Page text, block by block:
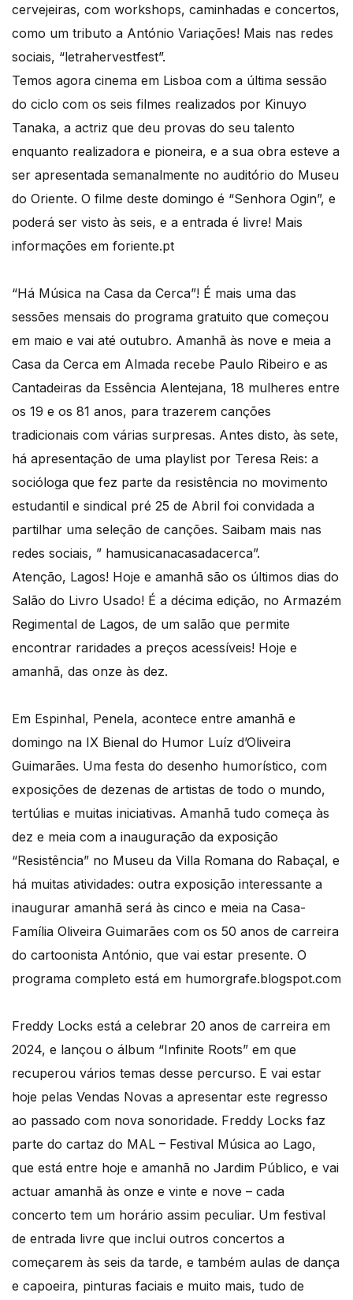
cervejeiras, com workshops, caminhadas e concertos,
como um tributo a António Variações! Mais nas redes
sociais, “letrahervestfest”.
Temos agora cinema em Lisboa com a última sessão
do ciclo com os seis filmes realizados por Kinuyo
Tanaka, a actriz que deu provas do seu talento
enquanto realizadora e pioneira, e a sua obra esteve a
ser apresentada semanalmente no auditório do Museu
do Oriente. O filme deste domingo é “Senhora Ogin”, e
poderá ser visto às seis, e a entrada é livre! Mais
informações em foriente.pt
“Há Música na Casa da Cerca”! É mais uma das
sessões mensais do programa gratuito que começou
em maio e vai até outubro. Amanhã às nove e meia a
Casa da Cerca em Almada recebe Paulo Ribeiro e as
Cantadeiras da Essência Alentejana, 18 mulheres entre
os 19 e os 81 anos, para trazerem canções
tradicionais com várias surpresas. Antes disto, às sete,
há apresentação de uma playlist por Teresa Reis: a
socióloga que fez parte da resistência no movimento
estudantil e sindical pré 25 de Abril foi convidada a
partilhar uma seleção de canções. Saibam mais nas
redes sociais, ” hamusicanacasadacerca”.
Atenção, Lagos! Hoje e amanhã são os últimos dias do
Salão do Livro Usado! É a décima edição, no Armazém
Regimental de Lagos, de um salão que permite
encontrar raridades a preços acessíveis! Hoje e
amanhã, das onze às dez.
Em Espinhal, Penela, acontece entre amanhã e
domingo na IX Bienal do Humor Luíz d’Oliveira
Guimarães. Uma festa do desenho humorístico, com
exposições de dezenas de artistas de todo o mundo,
tertúlias e muitas iniciativas. Amanhã tudo começa às
dez e meia com a inauguração da exposição
“Resistência” no Museu da Villa Romana do Rabaçal, e
há muitas atividades: outra exposição interessante a
inaugurar amanhã será às cinco e meia na Casa-
Família Oliveira Guimarães com os 50 anos de carreira
do cartoonista António, que vai estar presente. O
programa completo está em humorgrafe.blogspot.com
Freddy Locks está a celebrar 20 anos de carreira em
2024, e lançou o álbum “Infinite Roots” em que
recuperou vários temas desse percurso. E vai estar
hoje pelas Vendas Novas a apresentar este regresso
ao passado com nova sonoridade. Freddy Locks faz
parte do cartaz do MAL – Festival Música ao Lago,
que está entre hoje e amanhã no Jardim Público, e vai
actuar amanhã às onze e vinte e nove – cada
concerto tem um horário assim peculiar. Um festival
de entrada livre que inclui outros concertos a
começarem às seis da tarde, e também aulas de dança
e capoeira, pinturas faciais e muito mais, tudo de